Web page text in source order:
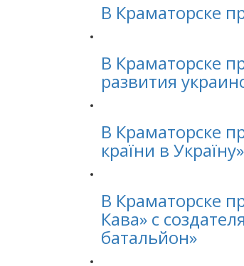
В Краматорске
В Краматорске
развития
В Краматорске
країни в Україну»
В Краматорске
Кава» с
батальйон»